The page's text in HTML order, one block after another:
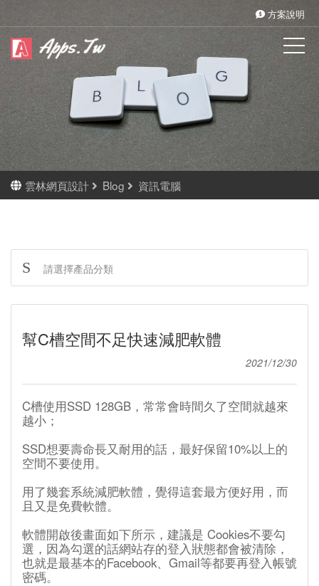
方案說明
雲林網頁設計 Blog 資訊電腦
幫C槽空間不足快速減肥軟體
2021/12/30
C槽使用SSD 128GB，常常會時間久了空間就越來
越小；
SSD想要壽命長又耐用的話，最好保留10%以上的
空間不要使用。
用了幾套系統減肥軟體，覺得這套最方便好用，而
且又是免費軟體。
軟體開啟後畫面如下所示，建議是 Cookies不要勾
選，因為勾選的話網站存的登入狀態都會被清除，
也就是最基本的Facebook、Gmail等都要再登入帳號
密碼。